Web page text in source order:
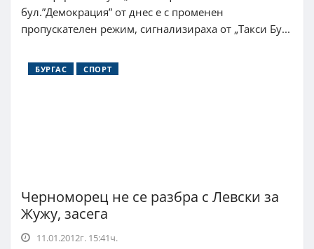
бул.”Демокрация” от днес е с променен
пропускателен режим, сигнализираха от „Такси Бу...
БУРГАС СПОРТ
Черноморец не се разбра с Левски за
Жужу, засега
11.01.2012г. 15:41ч.